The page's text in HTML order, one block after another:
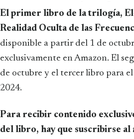
El primer libro de la trilogía,
Realidad Oculta de las
disponible a partir del 1 de
exclusivamente en Amazon. El
de octubre y el tercer libro para
2024.
Para recibir contenido
del libro, hay que suscribirse al